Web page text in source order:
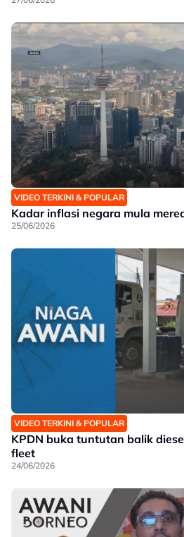
VIDEO TERKINI & POPULAR
Kadar inflasi negara mula
25/06/2026
VIDEO TERKINI & POPULAR
KPDN buka tuntutan balik
fleet
24/06/2026